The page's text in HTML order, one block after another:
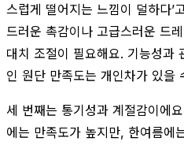
스럽게 떨어지는 느낌이 덜하다’
드러운 촉감이나 고급스러운 드
대치 조절이 필요해요. 기능성과
인 원단 만족도는 개인차가 있을
세 번째는 통기성과 계절감이에
에는 만족도가 높지만, 한여름에